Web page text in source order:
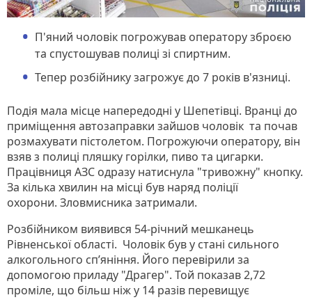
П'яний чоловік погрожував оператору зброєю
та спустошував полиці зі спиртним.
Тепер розбійнику загрожує до 7 років в'язниці.
Подія мала місце напередодні у Шепетівці. Вранці до
приміщення автозаправки зайшов чоловік та почав
розмахувати пістолетом. Погрожуючи оператору, він
взяв з полиці пляшку горілки, пиво та цигарки.
Працівниця АЗС одразу натиснула "тривожну" кнопку.
За кілька хвилин на місці був наряд поліції
охорони. Зловмисника затримали.
Розбійником виявився 54-річний мешканець
Рівненської області. Чоловік був у стані сильного
алкогольного сп’яніння. Його перевірили за
допомогою приладу "Драгер". Той показав 2,72
проміле, що більш ніж у 14 разів перевищує